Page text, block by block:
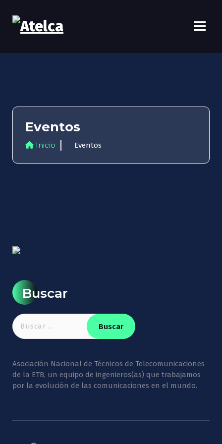
Eventos
Inicio Eventos
Buscar
Asociación Nacional de Técnicos de Telecomunicaciones
de la ETB, un equipo de ingenieros(as) que trabajamos
por la evolución de las comunicaciones en el mundo.